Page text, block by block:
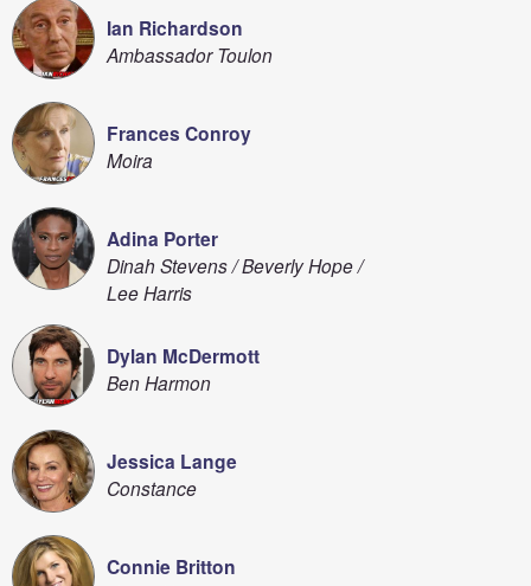
Ian Richardson
Ambassador Toulon
Frances Conroy
Moira
Adina Porter
Dinah Stevens / Beverly Hope /
Lee Harris
Dylan McDermott
Ben Harmon
Jessica Lange
Constance
Connie Britton